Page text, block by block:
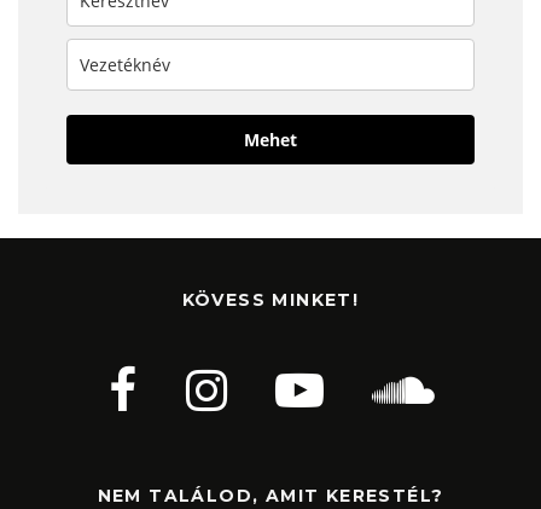
Mehet
KÖVESS MINKET!
NEM TALÁLOD, AMIT KERESTÉL?